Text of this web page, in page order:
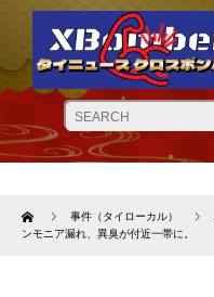
Home 事件（タイローカル）
ンモニア漏れ、異臭が付近一帯に。